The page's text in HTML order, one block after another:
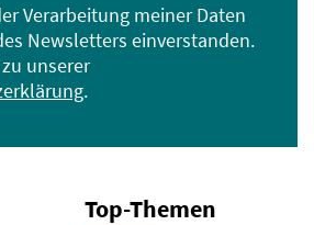
Verarbeitung meiner Daten
Newsletters einverstanden.
unserer
.
Top-Themen